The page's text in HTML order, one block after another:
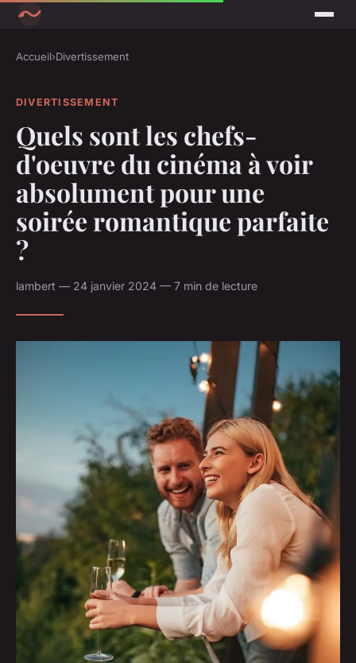
Accueil›Divertissement
DIVERTISSEMENT
Quels sont les chefs-
d'oeuvre du cinéma à voir
absolument pour une
soirée romantique parfaite
?
lambert — 24 janvier 2024 — 7 min de lecture